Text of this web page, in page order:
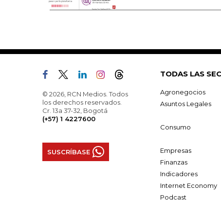
© 2026, RCN Medios. Todos
los derechos reservados.
Cr. 13a 37-32, Bogotá
(+57) 1 4227600
SUSCRÍBASE
TODAS LAS
Agronegocios
Asuntos Legales
Consumo
Empresas
Finanzas
Indicadores
Internet Economy
Podcast